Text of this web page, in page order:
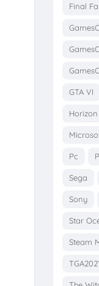
Final
GTA VI
Pc
Sega
Sony
Star
Steam
TGA2021